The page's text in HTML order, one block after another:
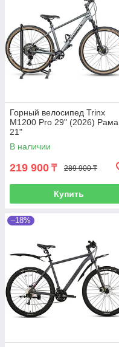
Горный велосипед Trinx
M1200 Pro 29" (2026) Рама
21"
В наличии
219 900 ₸ 289 900 ₸
Купить
–18%